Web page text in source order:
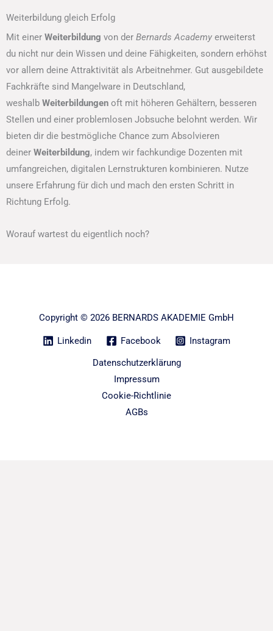
Weiterbildung gleich Erfolg
Mit einer Weiterbildung von der Bernards Academy erweiterst
du nicht nur dein Wissen und deine Fähigkeiten, sondern erhöhst
vor allem deine Attraktivität als Arbeitnehmer. Gut ausgebildete
Fachkräfte sind Mangelware in Deutschland,
weshalb Weiterbildungen oft mit höheren Gehältern, besseren
Stellen und einer problemlosen Jobsuche belohnt werden. Wir
bieten dir die bestmögliche Chance zum Absolvieren
deiner Weiterbildung, indem wir fachkundige Dozenten mit
umfangreichen, digitalen Lernstrukturen kombinieren. Nutze
unsere Erfahrung für dich und mach den ersten Schritt in
Richtung Erfolg.
Worauf wartest du eigentlich noch?
Copyright © 2026 BERNARDS AKADEMIE GmbH
Linkedin Facebook
Instagram
Datenschutzerklärung
Impressum
Cookie-Richtlinie
AGBs